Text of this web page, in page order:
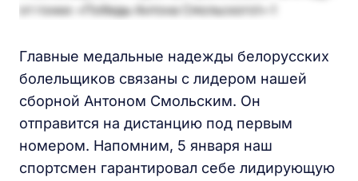
Главные медальные надежды белорусских
болельщиков связаны с лидером нашей
сборной Антоном Смольским. Он
отправится на дистанцию под первым
номером. Напомним, 5 января наш
спортсмен гарантировал себе лидирующую